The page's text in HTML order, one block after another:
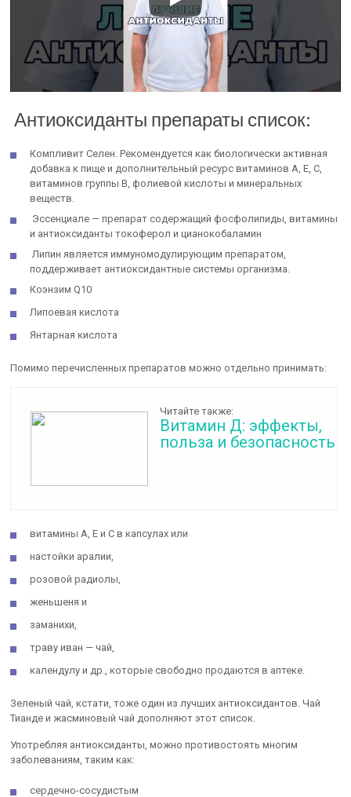
Антиоксиданты препараты список:
Компливит Селен. Рекомендуется как биологически активная
добавка к пище и дополнительный ресурс витаминов А, Е, С,
витаминов группы В, фолиевой кислоты и минеральных
веществ.
Эссенциале — препарат содержащий фосфолипиды, витамины
и антиоксиданты токоферол и цианокобаламин
Липин является иммуномодулирующим препаратом,
поддерживает антиоксидантные системы организма.
Коэнзим Q10
Липоевая кислота
Янтарная кислота
Помимо перечисленных препаратов можно отдельно принимать:
Читайте также:
Витамин Д: эффекты,
польза и безопасность
витамины А, Е и С в капсулах или
настойки аралии,
розовой радиолы,
женьшеня и
заманихи,
траву иван — чай,
календулу и др., которые свободно продаются в аптеке.
Зеленый чай, кстати, тоже один из лучших антиоксидантов. Чай
Тианде и жасминовый чай дополняют этот список.
Употребляя антиоксиданты, можно противостоять многим
заболеваниям, таким как:
сердечно-сосудистым